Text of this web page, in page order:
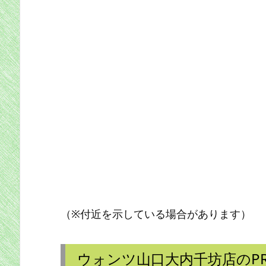
（※付近を示している場合があります）
ウォンツ山口大内千坊店の